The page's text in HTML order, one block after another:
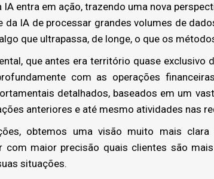
IA entra em ação, trazendo uma nova
da IA de processar grandes volumes de
que ultrapassa, de longe, o que os
que antes era território quase exclusivo
com as operações
detalhados, baseados em um
anteriores e até mesmo atividades nas
obtemos uma visão muito mais
com maior precisão quais clientes são
situações.